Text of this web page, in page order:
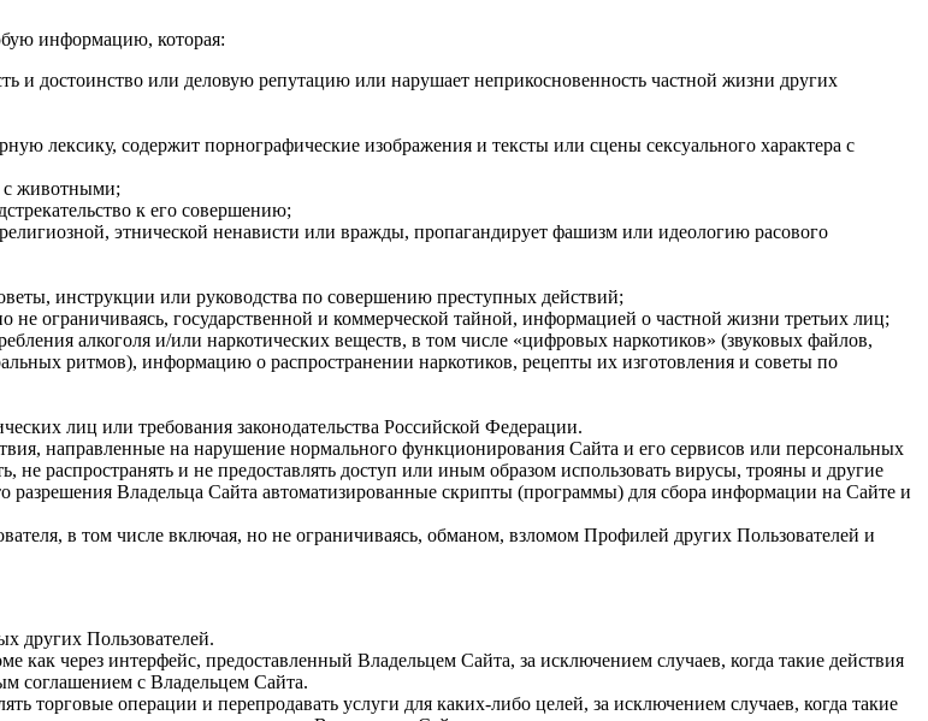
информацию, которая:
и достоинство или деловую репутацию или нарушает неприкосновенность частной жизни других
лексику, содержит порнографические изображения и тексты или сцены сексуального характера с
с животными;
к его совершению;
этнической ненависти или вражды, пропагандирует фашизм или идеологию расового
инструкции или руководства по совершению преступных действий;
ограничиваясь, государственной и коммерческой тайной, информацией о частной жизни третьих лиц;
алкоголя и/или наркотических веществ, в том числе «цифровых наркотиков» (звуковых файлов,
ритмов), информацию о распространении наркотиков, рецепты их изготовления и советы по
лиц или требования законодательства Российской Федерации.
направленные на нарушение нормального функционирования Сайта и его сервисов или персональных
не распространять и не предоставлять доступ или иным образом использовать вирусы, трояны и другие
разрешения Владельца Сайта автоматизированные скрипты (программы) для сбора информации на Сайте и
в том числе включая, но не ограничиваясь, обманом, взломом Профилей других Пользователей и
других Пользователей.
через интерфейс, предоставленный Владельцем Сайта, за исключением случаев, когда такие действия
соглашением с Владельцем Сайта.
торговые операции и перепродавать услуги для каких-либо целей, за исключением случаев, когда такие